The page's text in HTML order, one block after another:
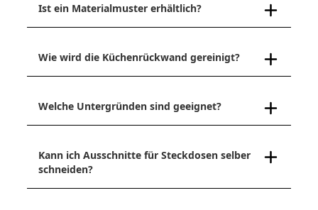
Ist ein Materialmuster erhältlich?
Wie wird die Küchenrückwand gereinigt?
Welche Untergründen sind geeignet?
Kann ich Ausschnitte für Steckdosen selber
schneiden?